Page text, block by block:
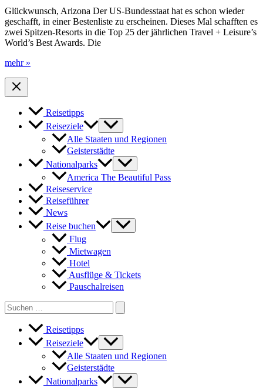
Glückwunsch, Arizona Der US-Bundesstaat hat es schon wieder
geschafft, in einer Bestenliste zu erscheinen. Dieses Mal schafften es
zwei Spitzen-Resorts in die Top 25 der jährlichen Travel + Leisure’s
World’s Best Awards. Die
Arizona
erhalten
Travel
Leisure
World’s
mehr »
Reisetipps
Reiseziele
Alle Staaten und Regionen
Geisterstädte
Nationalparks
America The Beautiful Pass
Reiseservice
Reiseführer
News
Reise buchen
Flug
Mietwagen
Hotel
Ausflüge & Tickets
Pauschalreisen
Search
for:
Reisetipps
Reiseziele
Alle Staaten und Regionen
Geisterstädte
Nationalparks